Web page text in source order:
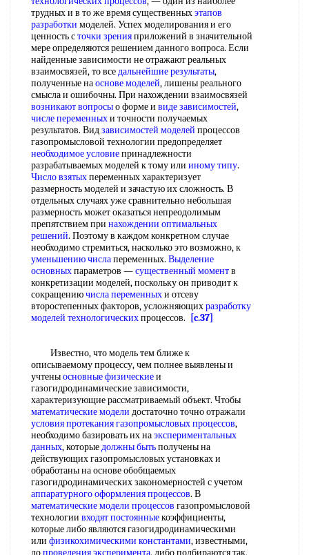
трудных и в то же время существенныхэтапов
разработки моделей. Успех моделирования и его
ценность сточки зренияприложений в значительной
мере определяются решением данного вопроса. Если
найденные зависимости не отражают реальных
взаимосвязей, то вседальнейшие результаты,
полученные наоснове моделей, лишены реального
смысла и ошибочны. При нахождении взаимосвязей
возникают вопросыо форме и виде зависимостей,
числе переменныхи точности получаемых
результатов. Видзависимостей моделей процессов
газопромысловой технологии предопределяет
необходимое условиепринадлежности
разрабатываемых моделей к тому или иному типу.
Число взятыхпеременных характеризует
размерность моделей и зачастую их сложность. В
отдельных случаях уже сравнительно небольшая
размерность может оказаться непреодолимым
препятствием при нахождении оптимальных
решений. Поэтому в каждом конкретном случае
необходимо стремиться, насколько это возможно, к
уменьшению числапеременных. Выделение
основныхпараметров —существенный моментв
конкретизации моделей, поскольку он приводит к
сокращениючисла переменныхи отсеву
второстепенных факторов, усложняющихразработку
моделей технологическихпроцессов. [c.37]
Известно, что модель тем ближе к
описываемому процессу, чем полнее выявлены и
учтеныосновные физическиеи
газогидродинамические зависимости,
характеризующие рассматриваемый объект. Чтобы
математические модели достаточно точно отражали
условия протеканиягазопромысловых процессов,
необходимо базировать их наэкспериментальных
данных, которыедолжны бытьполучены на
действующих газопромысловых установках и
обработаны на основе обобщаемых
газогидродинамических закономерностей с учетом
аппаратурного оформления процессов. В
математические модели процессов газопромысловой
технологии входят постоянныекоэффициенты,
которые либо являются газогидродинамическими
или физикохимическими константами, известными,
допроведения эксперимента, либо подбираются так,